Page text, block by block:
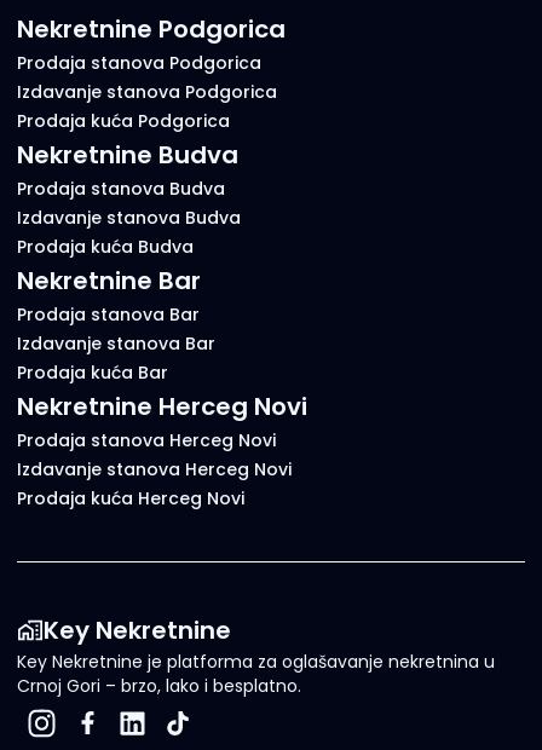
Nekretnine Podgorica
Prodaja stanova Podgorica
Izdavanje stanova Podgorica
Prodaja kuća Podgorica
Nekretnine Budva
Prodaja stanova Budva
Izdavanje stanova Budva
Prodaja kuća Budva
Nekretnine Bar
Prodaja stanova Bar
Izdavanje stanova Bar
Prodaja kuća Bar
Nekretnine Herceg Novi
Prodaja stanova Herceg Novi
Izdavanje stanova Herceg Novi
Prodaja kuća Herceg Novi
Key Nekretnine
Key Nekretnine je platforma za oglašavanje nekretnina u
Crnoj Gori – brzo, lako i besplatno.